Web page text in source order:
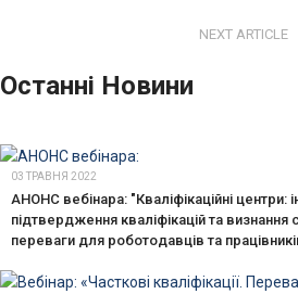
NEXT ARTICLE
Останні Новини
03 ТРАВНЯ 2022
АНОНС вебінара: "Кваліфікаційні центри:
підтвердження кваліфікацій та
переваги для роботодавців та